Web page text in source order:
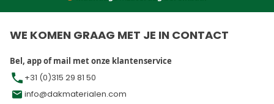
WE KOMEN GRAAG MET JE IN CONTACT
Bel, app of mail met onze klantenservice
+31 (0)315 29 81 50
info@dakmaterialen.com